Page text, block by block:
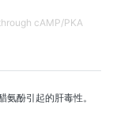
cAMP/PKA
酚引起的肝毒性。